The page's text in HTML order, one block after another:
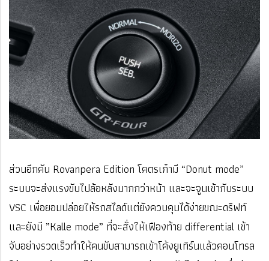
ส่วนอีกคัน Rovanpera Edition โคตรเก๋ามี “Donut mode”
ระบบจะส่งแรงขับไปล้อหลังมากกว่าหน้า และจะจูนเข้ากับระบบ
VSC เพื่อยอมปล่อยให้รถสไลด์แต่ยังควบคุมได้ง่ายขณะดริฟท์
และยังมี ”Kalle mode” ที่จะสั่งให้เฟืองท้าย differential เข้า
จับอย่างรวดเร็วทําให้คนขับสามารถเข้าโค้งยูเทิร์นแล้วคอนโทรล